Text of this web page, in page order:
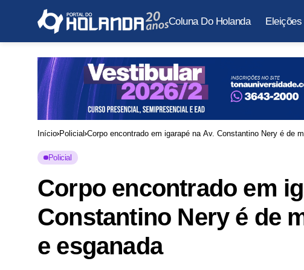
Coluna Do Holanda Eleições
Início Policial Corpo encontrado em igarapé na Av. Constantino Nery é de
Policial
Corpo encontrado em
Constantino Nery é de
e esganada